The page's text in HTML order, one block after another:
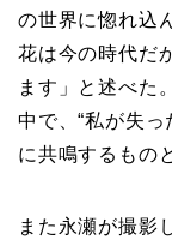
の世界に惚れ込
花は今の時代だ
ます」と述べた
中で、“私が失
に共鳴するもの
また永瀬が撮影